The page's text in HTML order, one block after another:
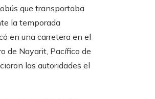
que transportaba
la temporada
en una carretera en el
de Nayarit, Pacífico de
las autoridades el